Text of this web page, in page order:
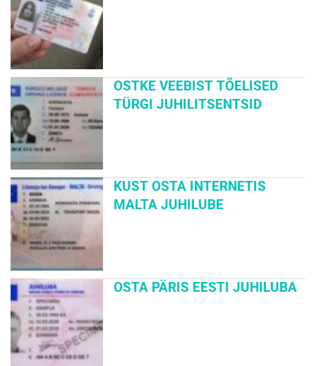
OSTKE VEEBIST TÕELISED
TÜRGI JUHILITSENTSID
KUST OSTA INTERNETIS
MALTA JUHILUBE
OSTA PÄRIS EESTI JUHILUBA